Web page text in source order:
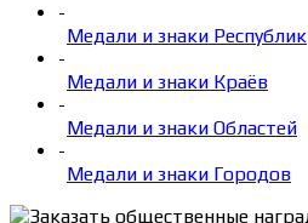
-
Медали и знаки Республик
-
Медали и знаки Краёв
-
Медали и знаки Областей
-
Медали и знаки Городов